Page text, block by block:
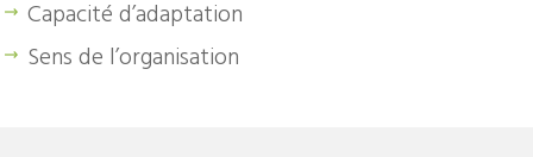
Capacité d’adaptation
Sens de l’organisation